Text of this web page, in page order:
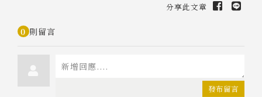
分享此文章
0 則留言
發布留言